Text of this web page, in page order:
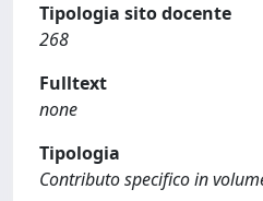
Tipologia sito docente
268
Fulltext
none
Tipologia
Contributo specifico in